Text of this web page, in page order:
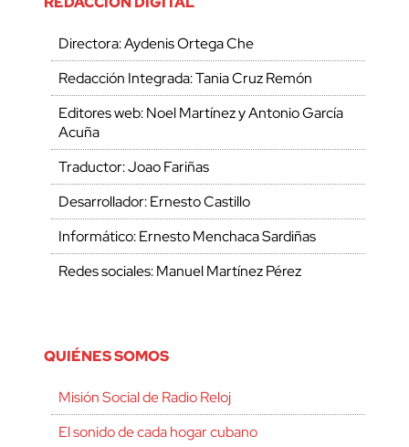
Directora: Aydenis Ortega Che
Redacción Integrada: Tania Cruz Remón
Editores web: Noel Martínez y Antonio García
Acuña
Traductor: Joao Fariñas
Desarrollador: Ernesto Castillo
Informático: Ernesto Menchaca Sardiñas
Redes sociales: Manuel Martínez Pérez
QUIÉNES SOMOS
Misión Social de Radio Reloj
El sonido de cada hogar cubano